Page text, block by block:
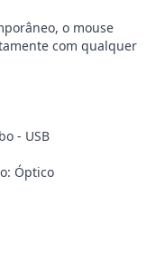
o mouse
com qualquer
- USB
Óptico